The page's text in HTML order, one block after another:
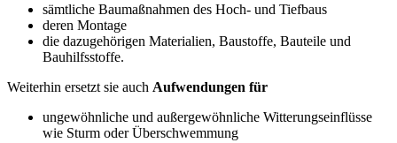
sämtliche Baumaßnahmen des Hoch- und Tiefbaus
deren Montage
die dazugehörigen Materialien, Baustoffe, Bauteile und
Bauhilfsstoffe.
Weiterhin ersetzt sie auch Aufwendungen für
ungewöhnliche und außergewöhnliche Witterungseinflüsse
wie Sturm oder Überschwemmung